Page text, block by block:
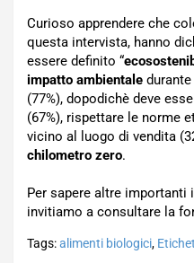
Curioso apprendere che
questa intervista, hanno
essere definito “
impatto ambientale
(77%), dopodichè deve
(67%), rispettare le norme
vicino al luogo di vendita
chilometro zero.
Per sapere altre importanti
invitiamo a consultare la
Tags:alimenti biologici,